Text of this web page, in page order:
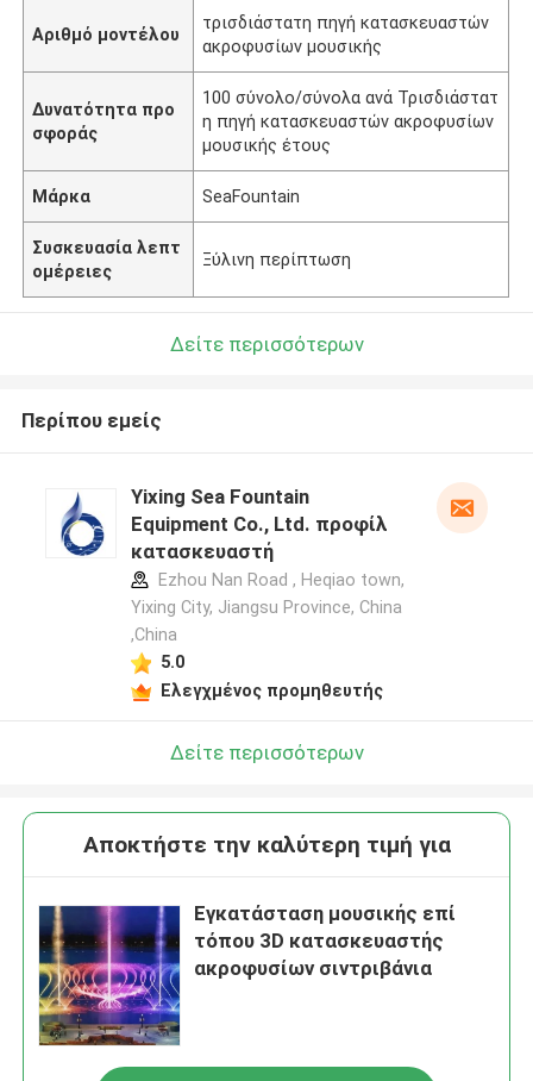
Αριθμό μοντέλου
τρισδιάστατη πηγή κατασκευαστών
ακροφυσίων μουσικής
Δυνατότητα προ
σφοράς
100 σύνολο/σύνολα ανά Τρισδιάστατ
η πηγή κατασκευαστών ακροφυσίων
μουσικής έτους
Μάρκα SeaFountain
Συσκευασία λεπτ
ομέρειες
Ξύλινη περίπτωση
Δείτε περισσότερων
Περίπου εμείς
Yixing Sea Fountain
Equipment Co., Ltd. προφίλ
κατασκευαστή
Ezhou Nan Road , Heqiao town,
Yixing City, Jiangsu Province, China
,China
5.0
Ελεγχμένος προμηθευτής
Δείτε περισσότερων
Αποκτήστε την καλύτερη τιμή για
Εγκατάσταση μουσικής επί
τόπου 3D κατασκευαστής
ακροφυσίων σιντριβάνια